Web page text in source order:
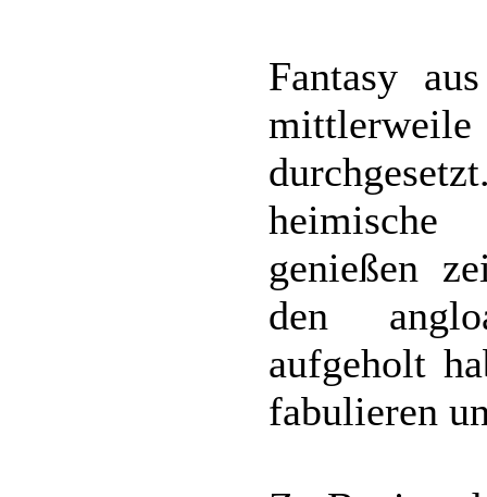
Fantasy
genießen
den
aufgeholt
fabulieren